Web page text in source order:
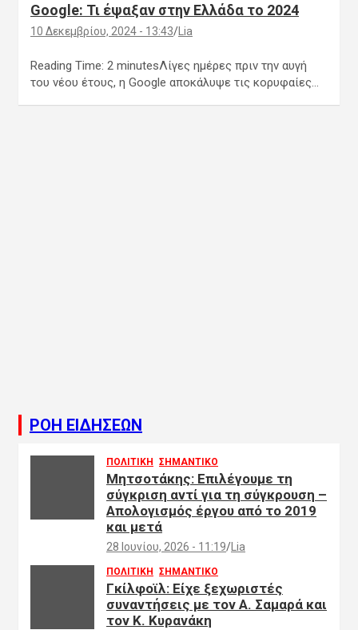
Google: Τι έψαξαν στην Ελλάδα το 2024
10 Δεκεμβρίου, 2024 - 13:43 Lia
Reading Time: 2 minutesΛίγες ημέρες πριν την αυγή
του νέου έτους, η Google αποκάλυψε τις κορυφαίες…
ΡΟΗ ΕΙΔΗΣΕΩΝ
ΠΟΛΙΤΙΚΗ ΣΗΜΑΝΤΙΚΟ
Μητσοτάκης: Επιλέγουμε τη
σύγκριση αντί για τη σύγκρουση –
Απολογισμός έργου από το 2019
και μετά
28 Ιουνίου, 2026 - 11:19 Lia
ΠΟΛΙΤΙΚΗ ΣΗΜΑΝΤΙΚΟ
Γκίλφοϊλ: Είχε ξεχωριστές
συναντήσεις με τον Α. Σαμαρά και
τον Κ. Κυρανάκη